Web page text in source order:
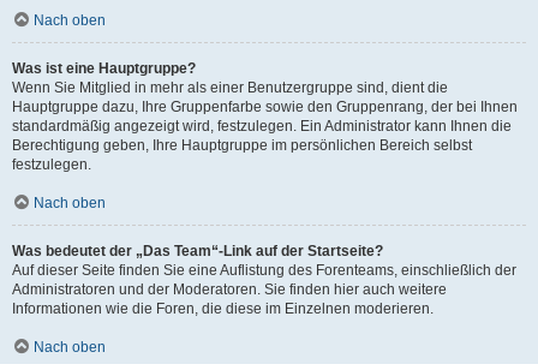
Nach oben
Was ist eine Hauptgruppe?
Wenn Sie Mitglied in mehr als einer Benutzergruppe sind, dient die
Hauptgruppe dazu, Ihre Gruppenfarbe sowie den Gruppenrang, der bei Ihnen
standardmäßig angezeigt wird, festzulegen. Ein Administrator kann Ihnen die
Berechtigung geben, Ihre Hauptgruppe im persönlichen Bereich selbst
festzulegen.
Nach oben
Was bedeutet der „Das Team“-Link auf der Startseite?
Auf dieser Seite finden Sie eine Auflistung des Forenteams, einschließlich der
Administratoren und der Moderatoren. Sie finden hier auch weitere
Informationen wie die Foren, die diese im Einzelnen moderieren.
Nach oben